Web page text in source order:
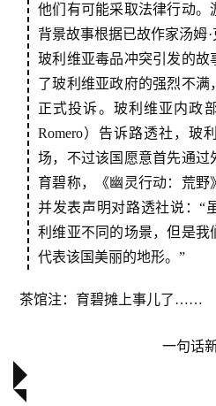
中
国
他们有可能采取法律行动。
背景故事根据已故作家汤姆
玻利维亚毒品冲突引发的
了玻利维亚政府的强烈不
正式投诉。玻利维亚内政
Romero）告诉路透社，玻
场，不过该国愿意首先通过
育碧称，《幽灵行动：荒野
并发表声明对路透社说：“
利维亚不同的场景，但是
代表该国美丽的地形。”
茶馆注：育碧摊上事儿了……
一句话